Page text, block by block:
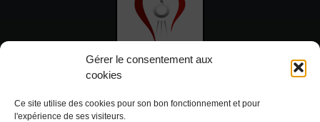
Gérer le consentement aux
cookies
Ce site utilise des cookies pour son bon fonctionnement et pour
l'expérience de ses visiteurs.